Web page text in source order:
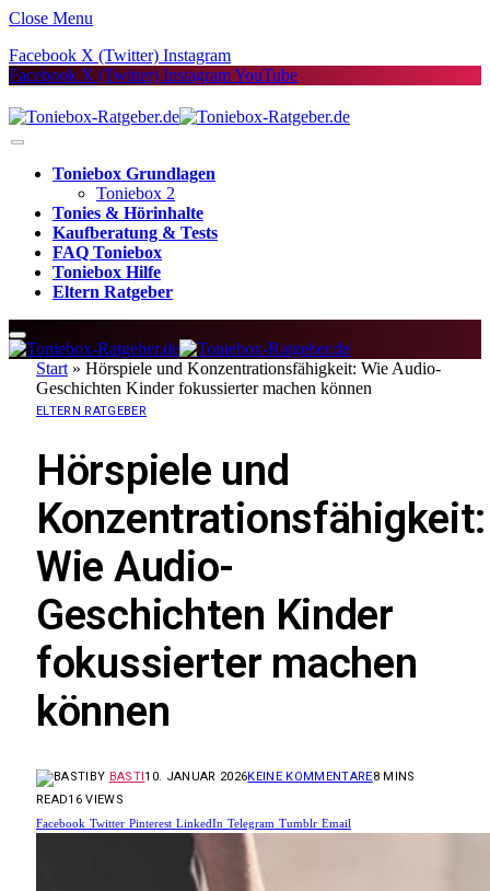
Close Menu
Facebook X (Twitter) Instagram
Facebook X (Twitter) InstagramYouTube
Toniebox Grundlagen
Toniebox 2
Tonies & Hörinhalte
Kaufberatung & Tests
FAQ Toniebox
Toniebox Hilfe
Eltern Ratgeber
Start » Hörspiele und Konzentrationsfähigkeit: Wie Audio-
Geschichten Kinder fokussierter machen können
ELTERN RATGEBER
Hörspiele und
Konzentrationsfähigkeit:
Wie Audio-
Geschichten Kinder
fokussierter machen
können
BY BASTI10. JANUAR 2026KEINE KOMMENTARE8 MINS
READ16VIEWS
Facebook Twitter Pinterest LinkedIn Telegram Tumblr Email